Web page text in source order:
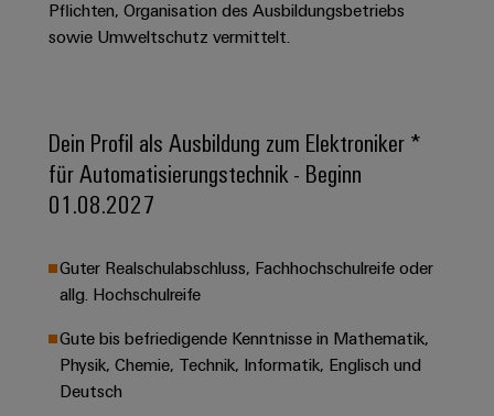
&
Gas
Lösungen
für
die
Prozessindustrie
Mehr
Ressourceneffizienz
Sonnenenergie
Schaltschrankbau
Lösungen
Automation
Industrial
Security
Industrial
Platform
easyConnect
EZA-
Regler
Systeme
Touch-
Panels
Engineering-
Visualisierungstools
Energiemessung
und
Smart
PSIRT
Bestellmöglichkeiten
eShop
EDI-
Schnittstelle
ALLE
Solution
Partner
Partner
-
Systemintegratoren
Messen
&
Events
Globale
Spannende
in unseren
Pflichten, Organisation des Ausbildungsbetriebs
sowie Umweltschutz vermittelt.
Dein Profil als Ausbildung zum Elektroniker *
für Automatisierungstechnik - Beginn
01.08.2027
Guter Realschulabschluss, Fachhochschulreife oder
allg. Hochschulreife
Gute bis befriedigende Kenntnisse in Mathematik,
Physik, Chemie, Technik, Informatik, Englisch und
Deutsch